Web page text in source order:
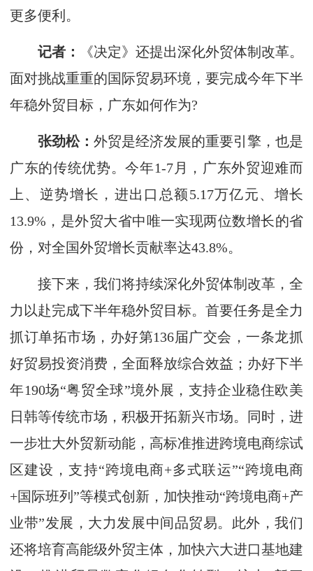
更多便利。
记者：
《决定》还提出深化外贸体制改革。
面对挑战重重的国际贸易环境，要完成今年下半
年稳外贸目标，广东如何作为?
张劲松： 外贸是经济发展的重要引擎，也是
广东的传统优势。今年1-7月，广东外贸迎难而
上、逆势增长，进出口总额5.17万亿元、增长
13.9%，是外贸大省中唯一实现两位数增长的省
份，对全国外贸增长贡献率达43.8%。
接下来，我们将持续深化外贸体制改革，全
力以赴完成下半年稳外贸目标。首要任务是全力
抓订单拓市场，办好第136届广交会，一条龙抓
好贸易投资消费，全面释放综合效益；办好下半
年190场“粤贸全球”境外展，支持企业稳住欧美
日韩等传统市场，积极开拓新兴市场。同时，进
一步壮大外贸新动能，高标准推进跨境电商综试
区建设，支持“跨境电商+多式联运”“跨境电商
+国际班列”等模式创新，加快推动“跨境电商+产
业带”发展，大力发展中间品贸易。此外，我们
还将培育高能级外贸主体，加快六大进口基地建